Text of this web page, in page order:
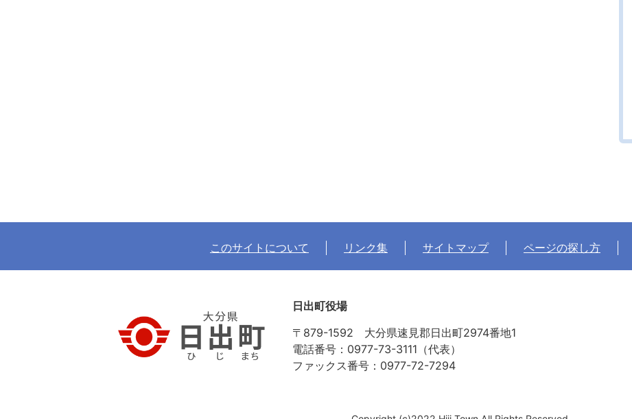
このサイトについて リンク集 サイトマップ ページの探し方
日出町役場
〒879-1592 大分県速見郡日出町2974番地1
電話番号：0977-73-3111（代表）
ファックス番号：0977-72-7294